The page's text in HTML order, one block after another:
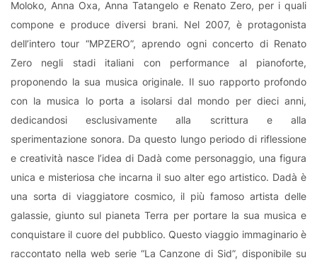
Moloko, Anna Oxa, Anna Tatangelo e Renato Zero, per i quali
compone e produce diversi brani. Nel 2007, è protagonista
dell’intero tour “MPZERO”, aprendo ogni concerto di Renato
Zero negli stadi italiani con performance al pianoforte,
proponendo la sua musica originale. Il suo rapporto profondo
con la musica lo porta a isolarsi dal mondo per dieci anni,
dedicandosi esclusivamente alla scrittura e alla
sperimentazione sonora. Da questo lungo periodo di riflessione
e creatività nasce l’idea di Dadà come personaggio, una figura
unica e misteriosa che incarna il suo alter ego artistico. Dadà è
una sorta di viaggiatore cosmico, il più famoso artista delle
galassie, giunto sul pianeta Terra per portare la sua musica e
conquistare il cuore del pubblico. Questo viaggio immaginario è
raccontato nella web serie “La Canzone di Sid”, disponibile su